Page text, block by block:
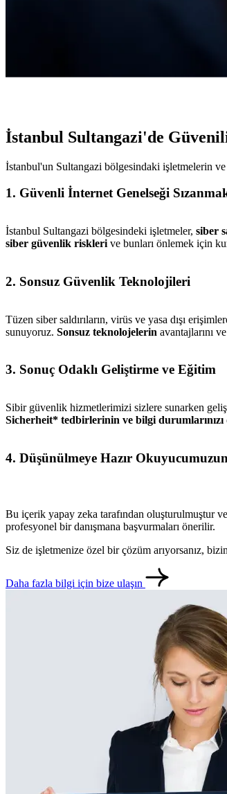
İstanbul Sultangazi'de
İstanbul'un Sultangazi bölgesindaki işletmelerin
1. Güvenli İnternet Genelseği
İstanbul Sultangazi bölgesindeki işletmeler, siber
siber güvenlik riskleri ve bunları önlemek için
2. Sonsuz Güvenlik Teknolojileri
Tüzen siber saldırıların, virüs ve yasa dışı
sunuyoruz. Sonsuz teknolojelerin avantajlarını
3. Sonuç Odaklı Geliştirme ve Eğitim
Sibir güvenlik hizmetlerimizi sizlere sunarken
Sicherheit* tedbirlerinin ve bilgi
4. Düşünülmeye Hazır Okuyucumuzun
Bu içerik yapay zeka tarafından oluşturulmuştur
profesyonel bir danışmana başvurmaları önerilir.
Siz de işletmenize özel bir çözüm arıyorsanız,
Daha fazla bilgi için bize ulaşın